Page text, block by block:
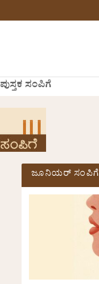
ಪುಸ್ತಕ ಸಂಪಿಗೆ
ಜೂನಿಯರ್ ಸಂಪಿಗೆ